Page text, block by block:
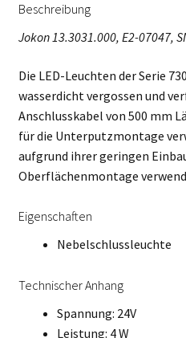
Beschreibung
Jokon 13.3031.000, E2-07047,
Die LED-Leuchten der Serie
wasserdicht vergossen und
Anschlusskabel von 500 mm
für die Unterputzmontage
aufgrund ihrer geringen
Oberflächenmontage
Eigenschaften
Nebelschlussleuchte
Technischer Anhang
Spannung: 24V
Leistung: 4 W